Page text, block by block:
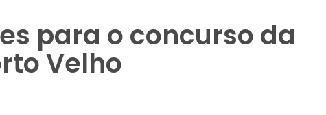
para o concurso da
Velho